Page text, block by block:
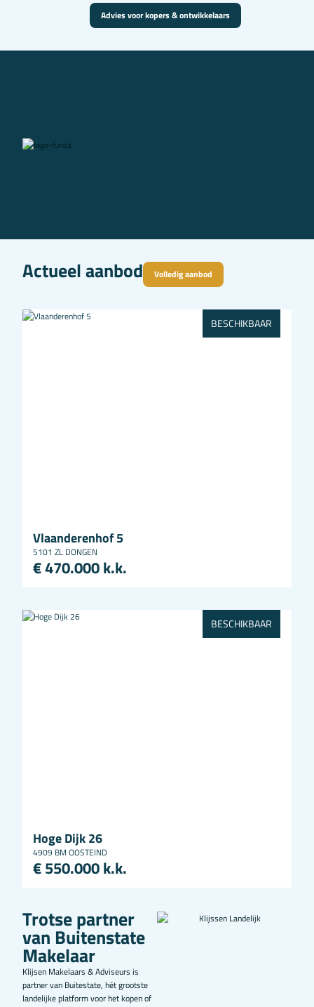
Advies voor kopers & ontwikkelaars
Actueel aanbod Volledig aanbod
BESCHIKBAAR
Vlaanderenhof 5
5101 ZL DONGEN
€ 470.000 k.k.
BESCHIKBAAR
Hoge Dijk 26
4909 BM OOSTEIND
€ 550.000 k.k.
Trotse partner
van Buitenstate
Makelaar
Klijsen Makelaars & Adviseurs is
partner van Buitestate, hét grootste
landelijke platform voor het kopen of